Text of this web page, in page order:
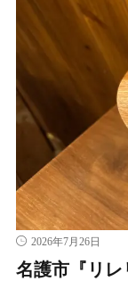
2026年7月26日
名護市『リレ